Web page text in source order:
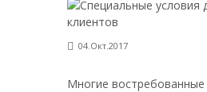
04.Окт.2017
Многие